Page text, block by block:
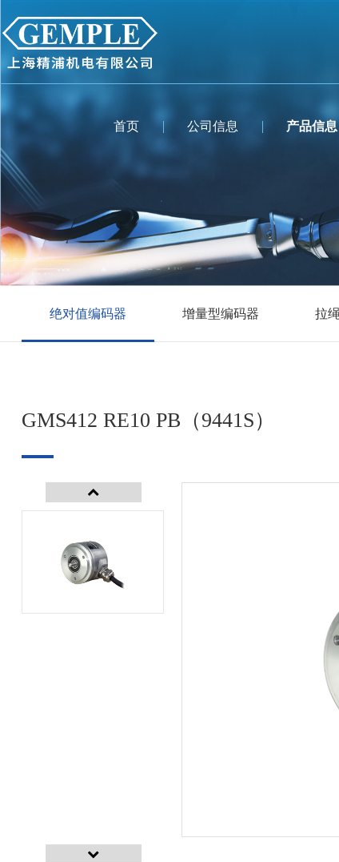
首页 公司信息 产品信息
绝对值编码器 增量型编码器 拉
GMS412 RE10 PB（9441S）